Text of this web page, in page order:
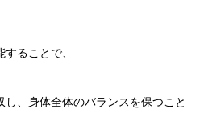
ることで、
、身体全体のバランスを保つこと